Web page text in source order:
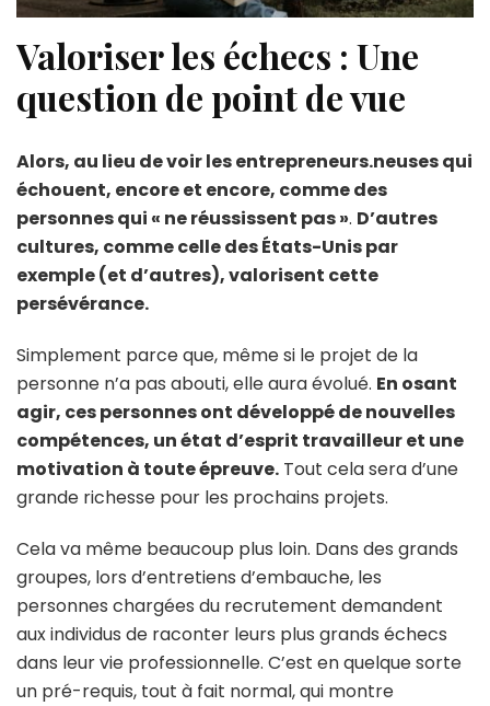
Valoriser les échecs : Une
question de point de vue
Alors, au lieu de voir les entrepreneurs.neuses qui
échouent, encore et encore, comme des
personnes qui « ne réussissent pas ». D’autres
cultures, comme celle des États-Unis par
exemple (et d’autres), valorisent cette
persévérance.
Simplement parce que, même si le projet de la
personne n’a pas abouti, elle aura évolué. En osant
agir, ces personnes ont développé de nouvelles
compétences, un état d’esprit travailleur et une
motivation à toute épreuve. Tout cela sera d’une
grande richesse pour les prochains projets.
Cela va même beaucoup plus loin. Dans des grands
groupes, lors d’entretiens d’embauche, les
personnes chargées du recrutement demandent
aux individus de raconter leurs plus grands échecs
dans leur vie professionnelle. C’est en quelque sorte
un pré-requis, tout à fait normal, qui montre